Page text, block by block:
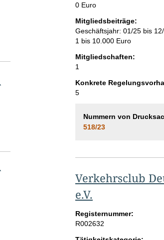
0 Euro
Mitgliedsbeiträge:
Geschäftsjahr: 01/25 bis
1 bis 10.000 Euro
Mitgliedschaften:
1
Konkrete
5
Nummern von
518/23
Verkehrsclub
e.V.
Registernummer:
R002632